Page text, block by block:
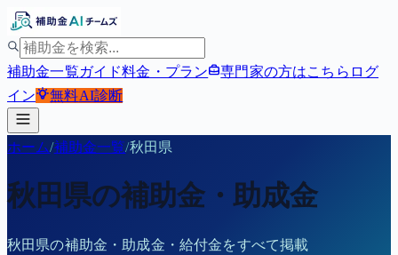
補助金一覧ガイド料金・プラン 専門家の方はこちら ログ
イン
無料AI診断
ホーム/補助金一覧/秋田県
秋田県の補助金・助成金
秋田県の補助金・助成金・給付金をすべて掲載